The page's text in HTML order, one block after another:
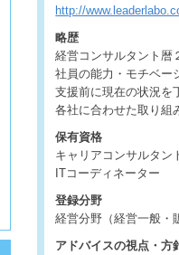
http://
略歴
経営コンサルタント暦
社員の能力・モチベー
支援前に現在の状況を
各社に合わせた取り組
保有資格
キャリアコンサルタン
ITコーディネーター
登録分野
経営分野（経営一般・
アドバイスの視点・方